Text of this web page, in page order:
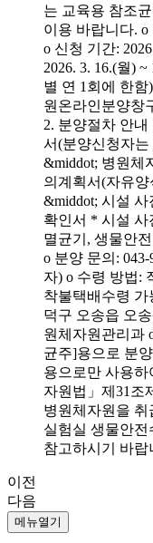
는 교육용 참조
이용 바랍니다.
o 신청 기간:
2026. 3. 16.(월)
별 연 1회에 한
원온라인분양창
2. 분양절차 안
서(분양신청자
&middot; 병원체
의계획서(자유
&middot; 시설
확인서 * 시설 사
멸균기, 생물안
o 분양 문의: 043-
자) o 수령 방법:
착불택배수령 가
덕구 오송읍 오
원체자원관리과
균주]용으로 분
용으로만 사용하
자원법」제31조
병원체자원을
실험실 생물안전
참고하시기 바랍
이전
다음
메뉴열기